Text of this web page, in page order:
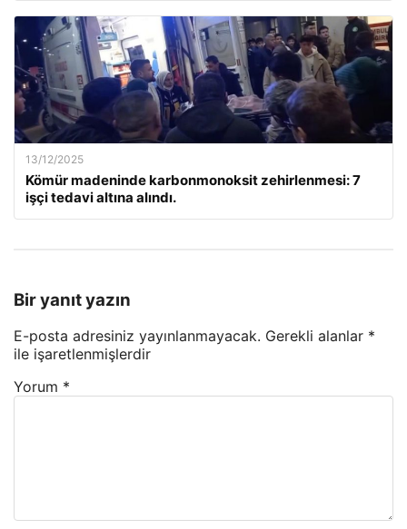
13/12/2025
Kömür madeninde karbonmonoksit zehirlenmesi: 7
işçi tedavi altına alındı.
Bir yanıt yazın
E-posta adresiniz yayınlanmayacak. Gerekli alanlar *
ile işaretlenmişlerdir
Yorum *